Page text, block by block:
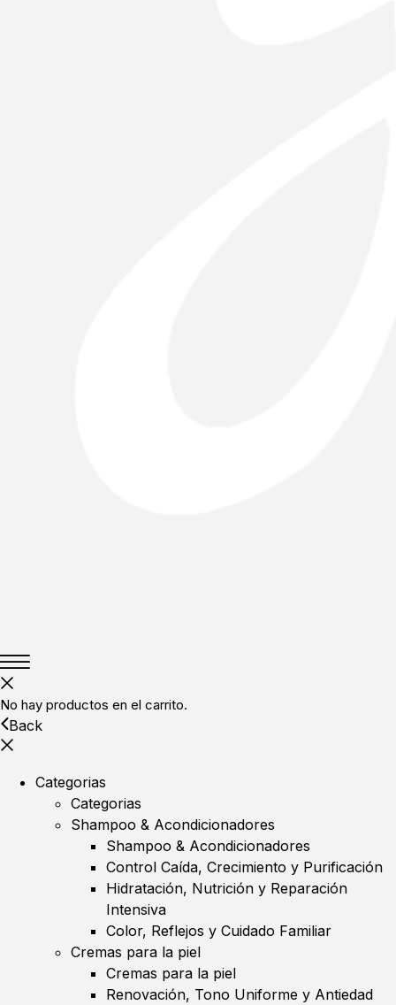
No hay productos en el carrito.
Back
Categorias
Categorias
Shampoo & Acondicionadores
Shampoo & Acondicionadores
Control Caída, Crecimiento y Purificación
Hidratación, Nutrición y Reparación
Intensiva
Color, Reflejos y Cuidado Familiar
Cremas para la piel
Cremas para la piel
Renovación, Tono Uniforme y Antiedad